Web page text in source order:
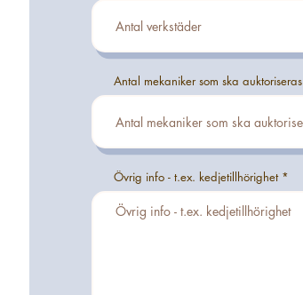
Antal mekaniker som ska auktoriseras
Övrig info - t.ex. kedjetillhörighet